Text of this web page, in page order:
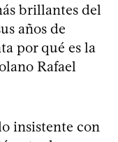
brillantes del
años de
por qué es la
Rafael
insistente con